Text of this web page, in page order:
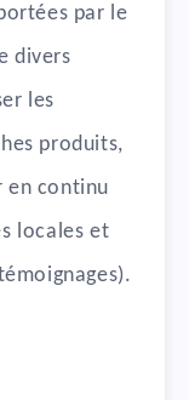
par le
divers
les
produits,
en continu
locales et